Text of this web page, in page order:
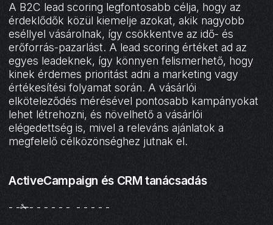
A B2C lead scoring legfontosabb célja, hogy az
érdeklődők közül kiemelje azokat, akik nagyobb
eséllyel vásárolnak, így csökkentve az idő- és
erőforrás-pazarlást. A lead scoring értéket ad az
egyes leadeknek, így könnyen felismerhető, hogy
kinek érdemes prioritást adni a marketing vagy
értékesítési folyamat során. A vásárlói
elköteleződés mérésével pontosabb kampányokat
lehet létrehozni, és növelhető a vásárlói
elégedettség is, mivel a releváns ajánlatok a
megfelelő célközönséghez jutnak el.
ActiveCampaign és CRM tanácsadás
- -✁- - - - - - - - - - -